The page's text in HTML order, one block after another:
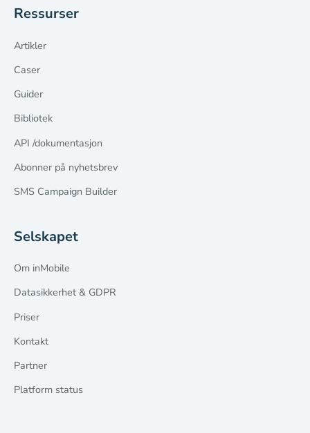
Ressurser
Artikler
Caser
Guider
Bibliotek
API /dokumentasjon
Abonner på nyhetsbrev
SMS Campaign Builder
Selskapet
Om inMobile
Datasikkerhet & GDPR
Priser
Kontakt
Partner
Platform status